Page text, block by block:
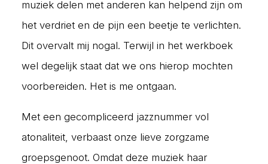
muziek delen met anderen kan helpend zijn om
het verdriet en de pijn een beetje te verlichten.
Dit overvalt mij nogal. Terwijl in het werkboek
wel degelijk staat dat we ons hierop mochten
voorbereiden. Het is me ontgaan.
Met een gecompliceerd jazznummer vol
atonaliteit, verbaast onze lieve zorgzame
groepsgenoot. Omdat deze muziek haar